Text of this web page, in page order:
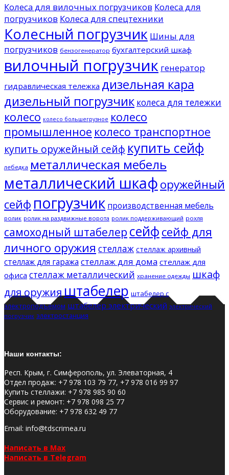
Колеса для вилочных погрузчиков Колеса для
погрузчиков Колеса для спецтехники
Колесный погрузчик Шины для
погрузчиков бензогенератор бухгалтерский шкаф
вилочный погрузчик генератор
гидравлическая тележка дизельная кара
дизельный погрузчик колеса для тележки
колесо колесо большегрузное колесо
промышленное колесо транспортное
купить оружейный сейф купить сейф
лебедка металлическая мебель
металлический шкафоружейный
сейф погрузчик производственная мебель
ролик ролик на раздвижные ворота ролик поддерживающий рохля
самоходный штабелер сейфсейф для
личного оружия стеллаж стеллаж архивный
стеллаж для гаража стеллаж для дома стеллаж для
офиса стеллаж металлический хранение одежды шкаф
для оружияштабелер штабелер с
электроподъемом штабелер электрический электрический
погрузчик электростанция
Наши контакты:
Респ. Крым, г. Симферополь, ул. Элеваторная, 4
Отдел продаж: +7 978 103 79 77, +7 978 016 99 97
Купить стеллажи: +7 978 985 90 60
Сервис и ремонт: +7 978 098 25 77
Оборудование: +7 978 632 49 77
Email: info@tdscrimea.ru
Написать в Max
Написать в Telegram